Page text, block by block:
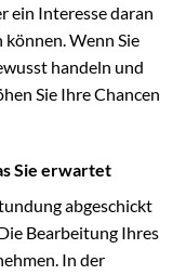
ein Interesse daran
können. Wenn Sie
handeln und
Sie Ihre Chancen
Sie erwartet
abgeschickt
Bearbeitung Ihres
In der